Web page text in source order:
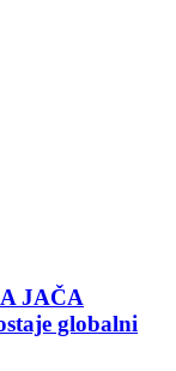
JAČA
globalni